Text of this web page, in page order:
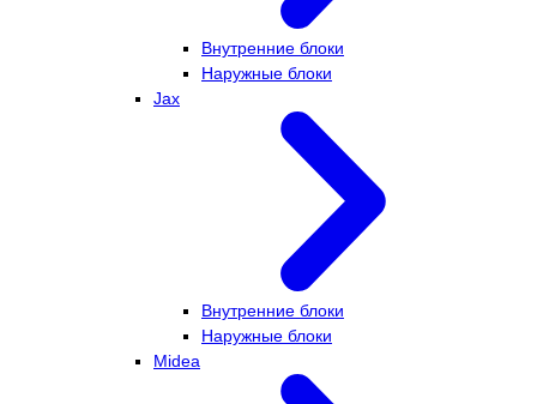
Внутренние блоки
Наружные блоки
Jax
Внутренние блоки
Наружные блоки
Midea